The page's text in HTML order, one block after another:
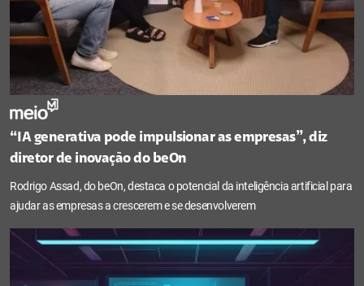
“IA generativa pode impulsionar as empresas”, diz
diretor de inovação do beOn
Rodrigo Assad, do beOn, destaca o potencial da inteligência artificial para
ajudar as empresas a crescerem e se desenvolverem